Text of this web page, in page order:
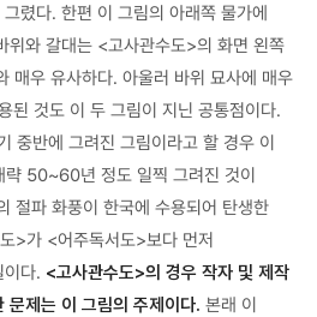
렸다. 한편 이 그림의 아래쪽 물가에
위와 갈대는 <고사관수도>의 화면 왼쪽
매우 유사하다. 아울러 바위 묘사에 매우
된 것도 이 두 그림이 지닌 공통점이다.
중반에 그려진 그림이라고 할 경우 이
략 50~60년 정도 일찍 그려진 것이
절파 화풍이 한국에 수용되어 탄생한
>가 <어주독서도>보다 먼저
다. <고사관수도>의 경우 작자 및 제작
문제는 이 그림의 주제이다. 본래 이